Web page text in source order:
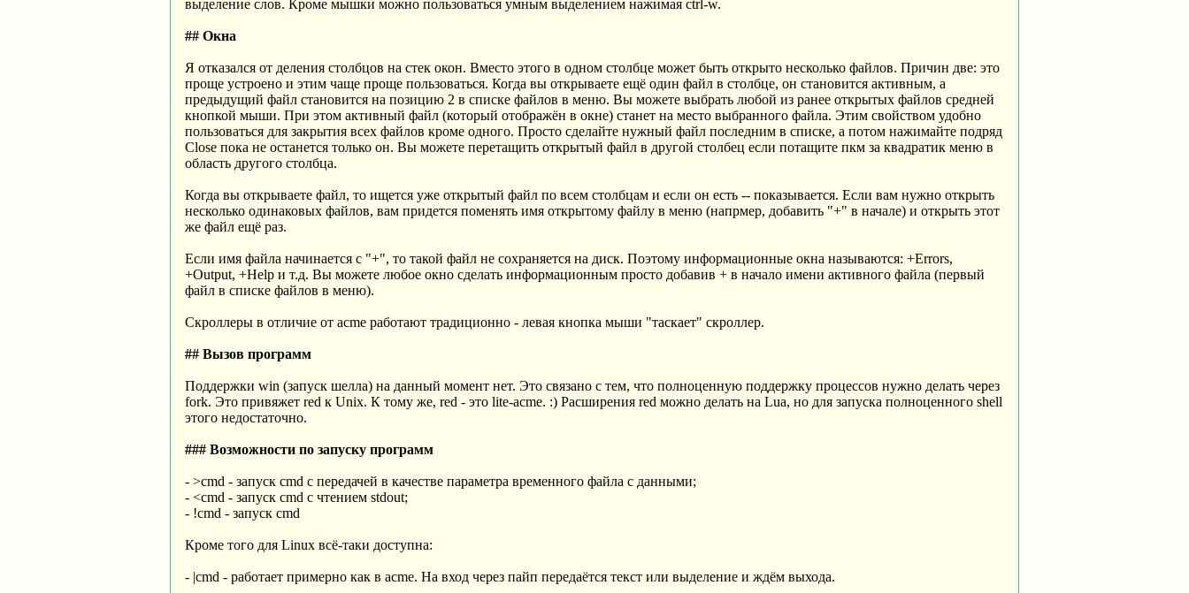
выделение слов. Кроме мышки можно пользоваться умным выделением нажимая ctrl-w.
## Окна
Я отказался от деления столбцов на стек окон. Вместо этого в одном столбце может быть открыто несколько файлов. Причин две: это
проще устроено и этим чаще проще пользоваться. Когда вы открываете ещё один файл в столбце, он становится активным, а
предыдущий файл становится на позицию 2 в списке файлов в меню. Вы можете выбрать любой из ранее открытых файлов средней
кнопкой мыши. При этом активный файл (который отображён в окне) станет на место выбранного файла. Этим свойством удобно
пользоваться для закрытия всех файлов кроме одного. Просто сделайте нужный файл последним в списке, а потом нажимайте подряд
Close пока не останется только он. Вы можете перетащить открытый файл в другой столбец если потащите пкм за квадратик меню в
область другого столбца.
Когда вы открываете файл, то ищется уже открытый файл по всем столбцам и если он есть -- показывается. Если вам нужно открыть
несколько одинаковых файлов, вам придется поменять имя открытому файлу в меню (напрмер, добавить "+" в начале) и открыть этот
же файл ещё раз.
Если имя файла начинается с "+", то такой файл не сохраняется на диск. Поэтому информационные окна называются: +Errors,
+Output, +Help и т.д. Вы можете любое окно сделать информационным просто добавив + в начало имени активного файла (первый
файл в списке файлов в меню).
Скроллеры в отличие от acme работают традиционно - левая кнопка мыши "таскает" скроллер.
## Вызов программ
Поддержки win (запуск шелла) на данный момент нет. Это связано с тем, что полноценную поддержку процессов нужно делать через
fork. Это привяжет red к Unix. К тому же, red - это lite-acme. :) Расширения red можно делать на Lua, но для запуска полноценного shell
этого недостаточно.
### Возможности по запуску программ
- >cmd - запуск cmd с передачей в качестве параметра временного файла с данными;
- <cmd - запуск cmd с чтением stdout;
- !cmd - запуск cmd
Кроме того для Linux всё-таки доступна:
- |cmd - работает примерно как в acme. На вход через пайп передаётся текст или выделение и ждём выхода.